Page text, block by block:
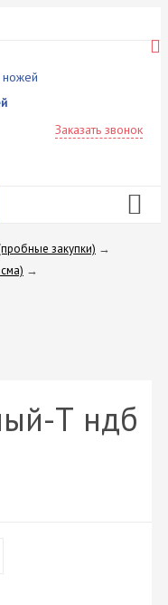
Заказать звонок
закупки) →
→
Т ндб